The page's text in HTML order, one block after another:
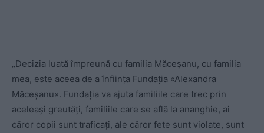
„Decizia luată împreună cu familia Măceșanu, cu familia
mea, este aceea de a înființa Fundația «Alexandra
Măceșanu». Fundația va ajuta familiile care trec prin
aceleași greutăți, familiile care se află la ananghie, ai
căror copii sunt traficați, ale căror fete sunt violate, sunt